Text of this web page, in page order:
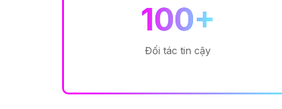
100+
Đối tác tin cậy